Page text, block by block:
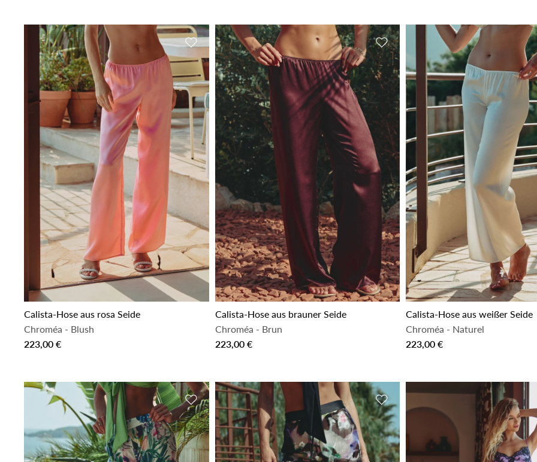
Zur Wunschliste hinzufügen
Calista-Hose aus rosa Seide
Chroméa - Blush
223,00 €
Zur Wunschliste hinzufügen
Calista-Hose aus brauner Seide
Chroméa - Brun
223,00 €
Calista-Hose aus weißer Seide
Chroméa - Naturel
223,00 €
Zur Wunschliste hinzufügen Zur Wunschliste hinzufügen